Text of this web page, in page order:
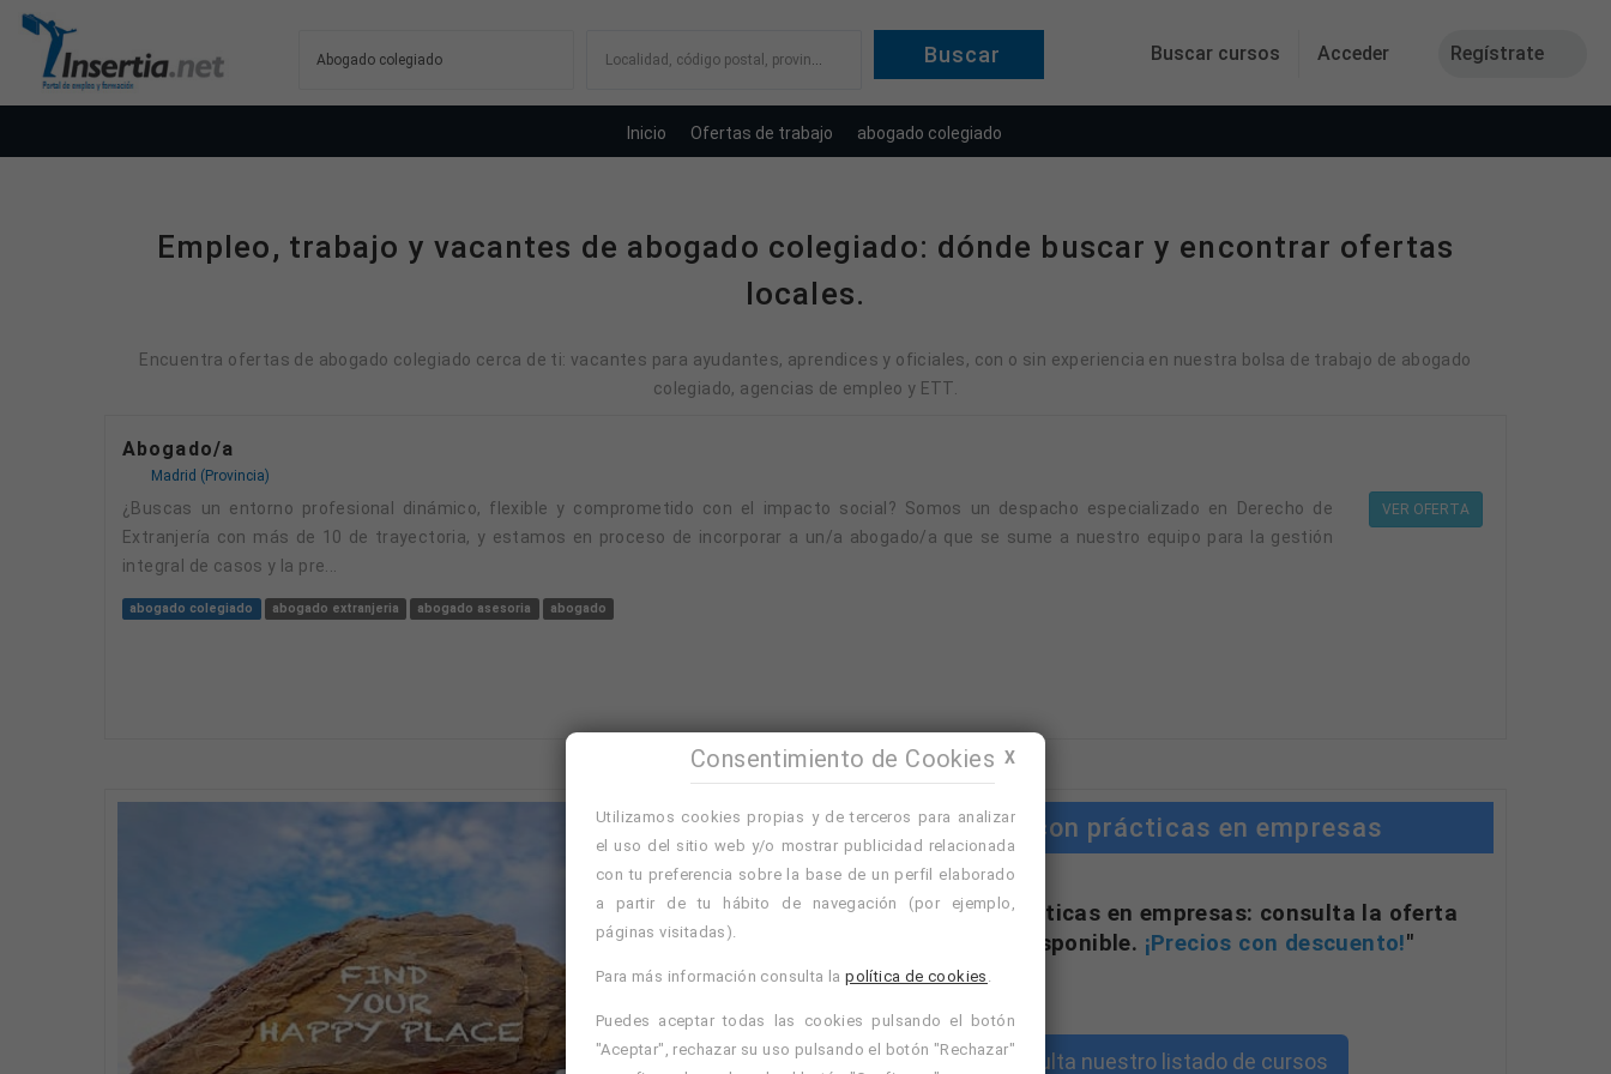
Buscar cursos Acceder Regístrate
Localidad, código postal, provincia
Inicio Ofertas de trabajo abogado colegiado
Empleo, trabajo y vacantes de abogado colegiado: dónde buscar y encontrar ofertas
locales.
Encuentra ofertas de abogado colegiado cerca de ti: vacantes para ayudantes, aprendices y oficiales, con o sin experiencia en nuestra bolsa de trabajo de abogado
colegiado, agencias de empleo y ETT.
Abogado/a
Madrid (Provincia)
¿Buscas un entorno profesional dinámico, flexible y comprometido con el impacto social? Somos un despacho especializado en Derecho de
Extranjería con más de 10 de trayectoria, y estamos en proceso de incorporar a un/a abogado/a que se sume a nuestro equipo para la gestión
integral de casos y la pre...
VER OFERTA
abogado colegiado abogado extranjeria abogado asesoria abogado
Cursos con prácticas en empresas
"Cursos con prácticas en empresas: consulta la oferta
formativa disponible. ¡Precios con descuento!"
Consulta nuestro listado de cursos
X
Consentimiento de Cookies
Utilizamos cookies propias y de terceros para analizar
el uso del sitio web y/o mostrar publicidad relacionada
con tu preferencia sobre la base de un perfil elaborado
a partir de tu hábito de navegación (por ejemplo,
páginas visitadas).
Para más información consulta lapolítica de cookies .
Puedes aceptar todas las cookies pulsando el botón
"Aceptar", rechazar su uso pulsando el botón "Rechazar"